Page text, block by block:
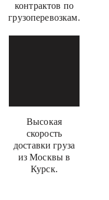
контрактов по
грузоперевозкам.
Высокая
скорость
доставки груза
из Москвы в
Курск.